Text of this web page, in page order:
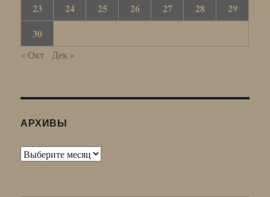
23
24 25 26 27 28
29
30
« Окт Дек »
АРХИВЫ
Архивы